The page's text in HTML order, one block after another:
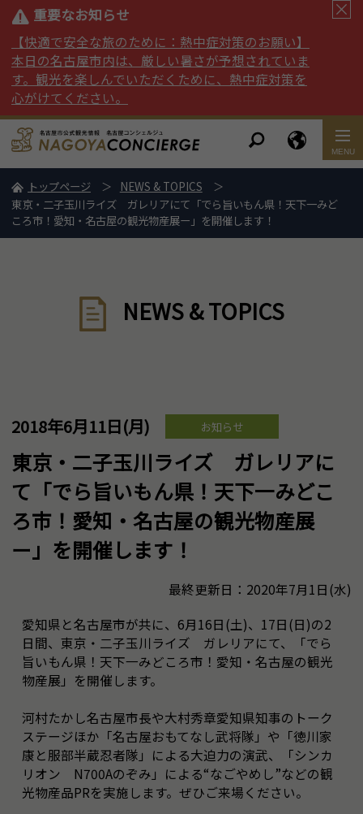
重要なお知らせ
【快適で安全な旅のために：熱中症対策のお願い】
本日の名古屋市内は、厳しい暑さが予想されていま
す。観光を楽しんでいただくために、熱中症対策を
心がけてください。
トップページ
NEWS & TOPICS
東京・二子玉川ライズ ガレリアにて「でら旨いもん県！天下一みど
ころ市！愛知・名古屋の観光物産展ー」を開催します！
NEWS & TOPICS
2018年6月11日(月) お知らせ
東京・二子玉川ライズ ガレリアに
て「でら旨いもん県！天下一みどこ
ろ市！愛知・名古屋の観光物産展
ー」を開催します！
最終更新日：2020年7月1日(水)
愛知県と名古屋市が共に、6月16日(土)、17日(日)の2
日間、東京・二子玉川ライズ ガレリアにて、「でら
旨いもん県！天下一みどころ市！愛知・名古屋の観光
物産展」を開催します。
河村たかし名古屋市長や大村秀章愛知県知事のトーク
ステージほか「名古屋おもてなし武将隊」や「徳川家
康と服部半蔵忍者隊」による大迫力の演武、「シンカ
リオン N700Aのぞみ」による“なごやめし”などの観
光物産品PRを実施します。ぜひご来場ください。